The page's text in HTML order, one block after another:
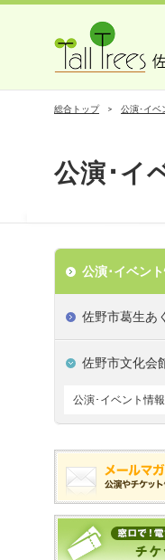
総合トップ 公演･イベ
公演･イ
公演･イベン
佐野市葛生あ
佐野市文化会
公演･イベント情